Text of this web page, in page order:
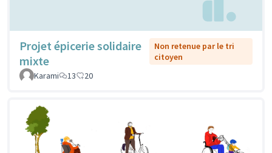
Projet épicerie solidaire
mixte
Non retenue par le tri
citoyen
Karami
13 20